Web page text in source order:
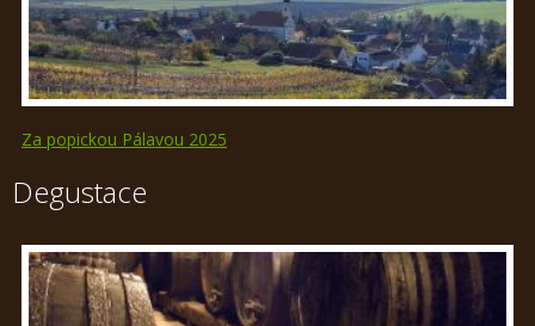
Za popickou Pálavou 2025
Degustace